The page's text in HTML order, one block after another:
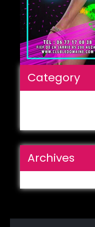
Category
Archives